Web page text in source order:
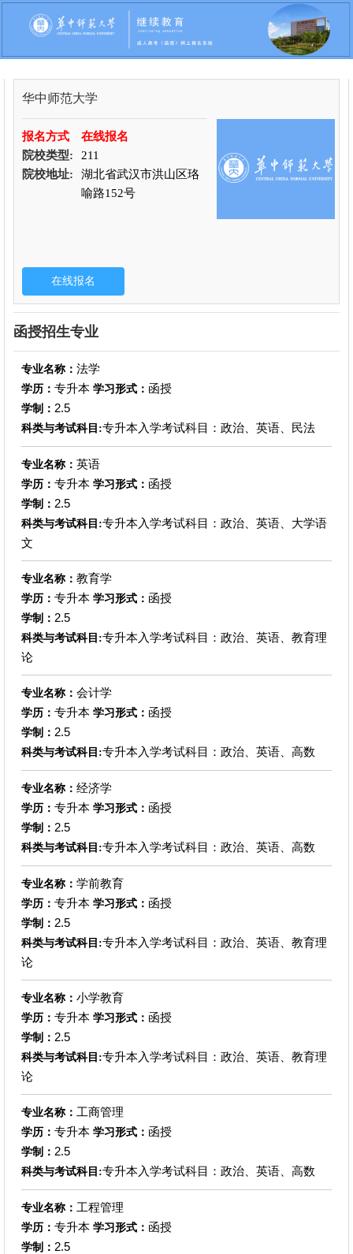
华中师范大学
报名方式
在线报名
院校类型:
211
院校地址:
湖北省武汉市洪山区珞
喻路152号
函授招生专业
专业名称： 法学
学历： 专升本 学习形式： 函授
学制： 2.5
科类与考试科目:专升本入学考试科目：政治、英语、民法
专业名称： 英语
学历： 专升本 学习形式： 函授
学制： 2.5
科类与考试科目:专升本入学考试科目：政治、英语、大学语
文
专业名称： 教育学
学历： 专升本 学习形式： 函授
学制： 2.5
科类与考试科目:专升本入学考试科目：政治、英语、教育理
论
专业名称： 会计学
学历： 专升本 学习形式： 函授
学制： 2.5
科类与考试科目:专升本入学考试科目：政治、英语、高数
专业名称： 经济学
学历： 专升本 学习形式： 函授
学制： 2.5
科类与考试科目:专升本入学考试科目：政治、英语、高数
专业名称： 学前教育
学历： 专升本 学习形式： 函授
学制： 2.5
科类与考试科目:专升本入学考试科目：政治、英语、教育理
论
专业名称： 小学教育
学历： 专升本 学习形式： 函授
学制： 2.5
科类与考试科目:专升本入学考试科目：政治、英语、教育理
论
专业名称： 工商管理
学历： 专升本 学习形式： 函授
学制： 2.5
科类与考试科目:专升本入学考试科目：政治、英语、高数
专业名称： 工程管理
学历： 专升本 学习形式： 函授
学制： 2.5